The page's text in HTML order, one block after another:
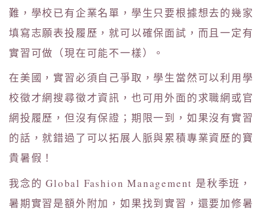
難，學校已有企業名單，學生只要根據想去的幾家
填寫志願表投履歷，就可以確保面試，而且一定有
實習可做（現在可能不一樣）。
在美國，實習必須自己爭取，學生當然可以利用學
校徵才網搜尋徵才資訊，也可用外面的求職網或官
網投履歷，但沒有保證；期限一到，如果沒有實習
的話，就錯過了可以拓展人脈與累積專業資歷的寶
貴暑假！
我念的 Global Fashion Management 是秋季班，
暑期實習是額外附加，如果找到實習，還要加修暑